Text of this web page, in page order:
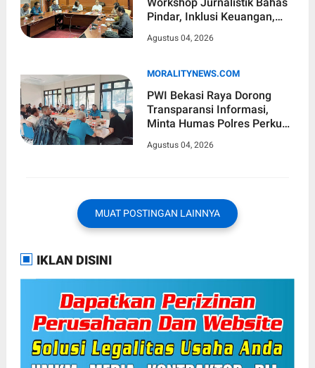
Pindar, Inklusi Keuangan,
Agustus 04, 2026
MORALITYNEWS.COM
PWI Bekasi Raya Dorong
Transparansi Informasi,
Minta Humas Polres Perkuat
Agustus 04, 2026
MUAT POSTINGAN LAINNYA
IKLAN DISINI